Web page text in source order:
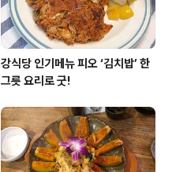
강식당 인기메뉴 피오 ‘김치밥’ 한
그릇 요리로 굿!